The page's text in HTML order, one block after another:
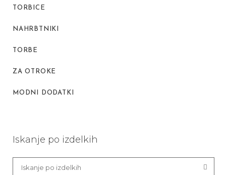
TORBICE
NAHRBTNIKI
TORBE
ZA OTROKE
MODNI DODATKI
Iskanje po izdelkih